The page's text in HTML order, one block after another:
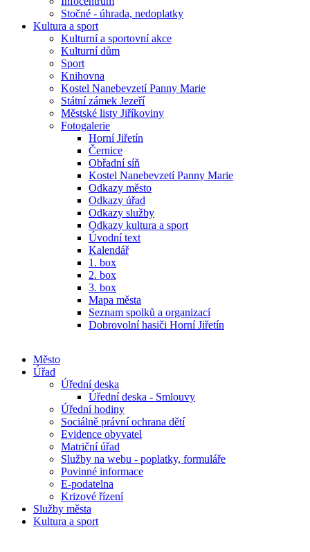
Stočné - úhrada, nedoplatky
Kultura a sport
Kulturní a sportovní akce
Kulturní dům
Sport
Knihovna
Kostel Nanebevzetí Panny Marie
Státní zámek Jezeří
Městské listy Jiříkoviny
Fotogalerie
Horní Jiřetín
Černice
Obřadní síň
Kostel Nanebevzetí Panny Marie
Odkazy město
Odkazy úřad
Odkazy služby
Odkazy kultura a sport
Úvodní text
Kalendář
1. box
2. box
3. box
Mapa města
Seznam spolků a organizací
Dobrovolní hasiči Horní Jiřetín
Město
Úřad
Úřední deska
Úřední deska - Smlouvy
Úřední hodiny
Sociálně právní ochrana dětí
Evidence obyvatel
Matriční úřad
Služby na webu - poplatky, formuláře
Povinné informace
E-podatelna
Krizové řízení
Služby města
Kultura a sport